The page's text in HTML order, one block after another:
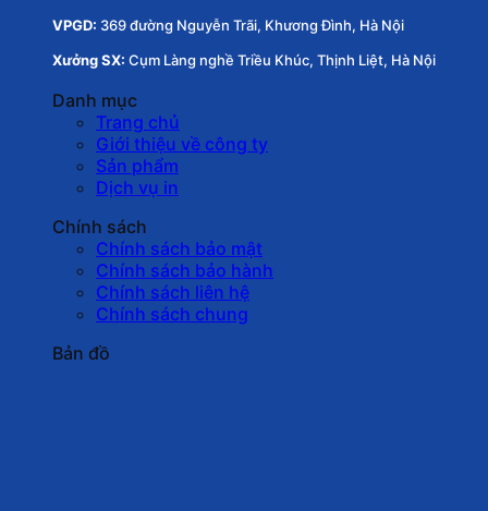
VPGD: 369 đường Nguyễn Trãi, Khương Đình, Hà Nội
Xưởng SX: Cụm Làng nghề Triều Khúc, Thịnh Liệt, Hà Nội
Danh mục
Trang chủ
Giới thiệu về công ty
Sản phẩm
Dịch vụ in
Chính sách
Chính sách bảo mật
Chính sách bảo hành
Chính sách liên hệ
Chính sách chung
Bản đồ